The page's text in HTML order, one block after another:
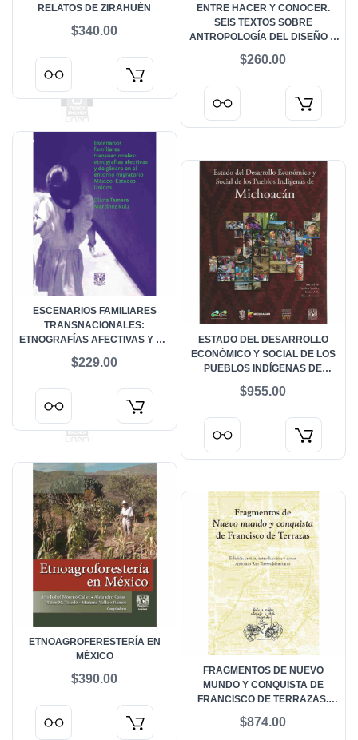
RELATOS DE ZIRAHUÉN
$340.00
ENTRE HACER Y CONOCER.
SEIS TEXTOS SOBRE
ANTROPOLOGÍA DEL DISEÑO Y
$260.00
ESCENARIOS FAMILIARES
TRANSNACIONALES:
ETNOGRAFÍAS AFECTIVAS Y DE
MIGRATORIO MÉXICO-ESTADOS
$229.00
ESTADO DEL DESARROLLO
ECONÓMICO Y SOCIAL DE LOS
PUEBLOS INDÍGENAS DE
$955.00
ETNOAGROFERESTERÍA EN
MÉXICO
$390.00
FRAGMENTOS DE NUEVO
MUNDO Y CONQUISTA DE
FRANCISCO DE TERRAZAS.
INTRODUCCIÓN Y NOTAS DE
$874.00